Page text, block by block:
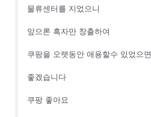
물류센터를 지었으니
앞으론 흑자만 창출하여
쿠팡을 오랫동안 애용할수 있었으면
좋겠습니다
쿠팡 좋아요